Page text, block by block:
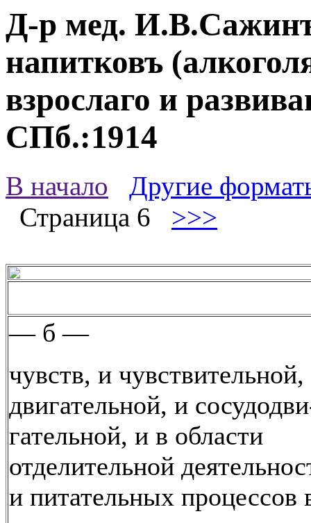
Д-р мед.
напитковъ
взрослаго и
СПб.:1914
В начало
Другие
Страница 6 >>>
— б —
чувств, и
двигательной, и
гательной, и в области
отделительной
и питательных процессов